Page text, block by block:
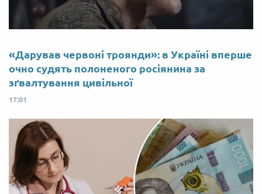
«Дарував червоні троянди»: в Україні вперше
очно судять полоненого росіянина за
зґвалтування цивільної
17:01